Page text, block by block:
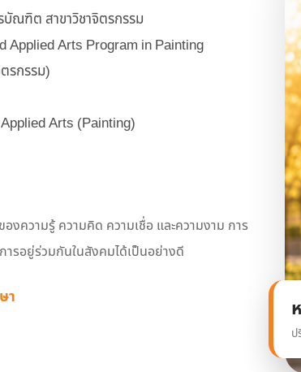
ณฑิต สาขาวิชาจิตรกรรม
Applied Arts Program in Painting
รกรรม)
Arts (Painting)
งความรู้ ความคิด ความเชื่อ และความงาม การ
รอยู่ร่วมกันในสังคมได้เป็นอย่างดี
า